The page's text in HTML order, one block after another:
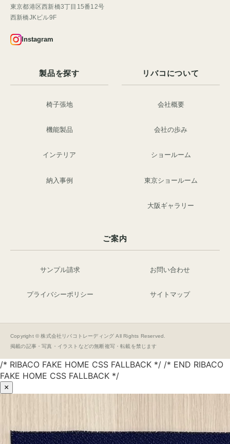
東京都港区西新橋3丁目15番12号
西新橋JKビル9F
Instagram
製品を探す
椅子張地
機能製品
インテリア
納入事例
リバコについて
会社概要
会社の歩み
ショールーム
東京ショールーム
大阪ギャラリー
ご案内
サンプル請求 お問い合わせ
プライバシーポリシー サイトマップ
Copyright © 株式会社リバコトレーディング All Rights Reserved.
掲載の記事・写真・イラストなどの無断複写・転載を禁じます
/* RIBACO FAKE HOME CSS FALLBACK */ /* END RIBACO
FAKE HOME CSS FALLBACK */
×